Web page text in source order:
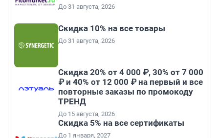
До 31 августа, 2026
Скидка 10% на все товары
До 31 августа, 2026
Скидка 20% от 4 000 ₽, 30% от 7 000
₽ и 40% от 12 000 ₽ на первый и все
повторные заказы по промокоду
ТРЕНД
До 15 августа, 2026
Скидка 5% на все сертификаты
До 1 января, 2027